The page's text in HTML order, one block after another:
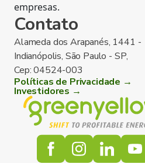
empresas.
Contato
Alameda dos Arapanés, 1441 -
Indianópolis, São Paulo - SP,
Cep: 04524-003
Políticas de Privacidade →
Investidores →